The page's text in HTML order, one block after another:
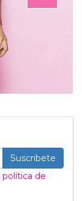
Suscribete
política de